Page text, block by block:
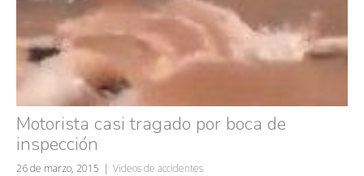
Motorista casi tragado por boca de
inspección
26 de marzo, 2015 Videos de accidentes